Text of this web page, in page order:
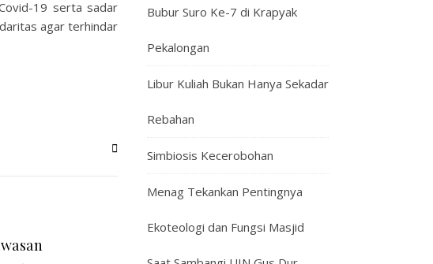
19 serta sadar
agar terhindar
Bubur Suro Ke-7 di Krapyak
Pekalongan
Libur Kuliah Bukan Hanya Sekadar
Rebahan
Simbiosis Kecerobohan
Menag Tekankan Pentingnya
Ekoteologi dan Fungsi Masjid